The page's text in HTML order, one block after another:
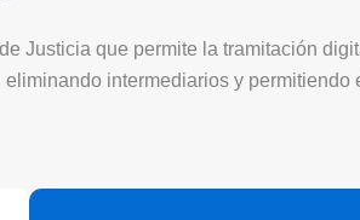
Justicia que permite la tramitación
intermediarios y